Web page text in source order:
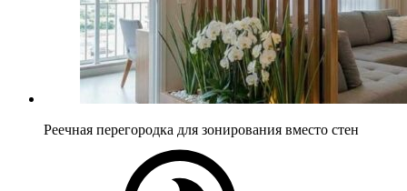
Реечная перегородка для зонирования вместо стен